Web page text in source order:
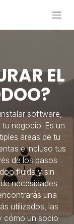
EL
software,
negocio. Es un
áreas de tu
e incluso tus
de los pasos
fluida y sin
necesidades
una
utilizados, las
cómo un socio